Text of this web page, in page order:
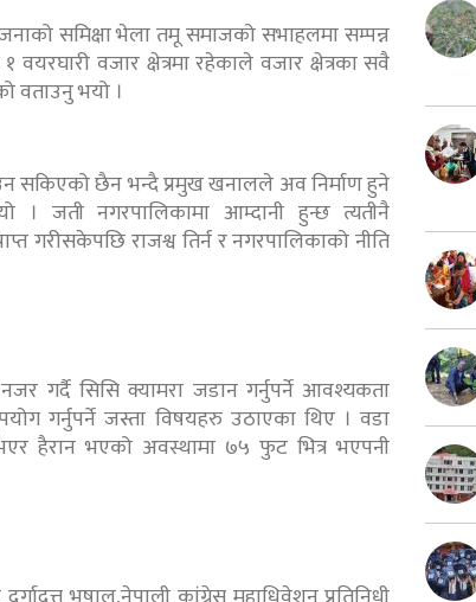
समिक्षा भेला तमू समाजको सभाहलमा सम्पन्न
वजार क्षेत्रमा रहेकाले वजार क्षेत्रका सवै
वताउनु भयो ।
सकिएको छैन भन्दै प्रमुख खनालले अव निर्माण हुने
। जती नगरपालिकामा आम्दानी हुन्छ त्यतीनै
गरीसकेपछि राजश्व तिर्न र नगरपालिकाको नीति
नजर गर्दै सिसि क्यामरा जडान गर्नुपर्ने आवश्यकता
गर्नुपर्ने जस्ता विषयहरु उठाएका थिए । वडा
हैरान भएको अवस्थामा ७५ फुट भित्र भएपनी